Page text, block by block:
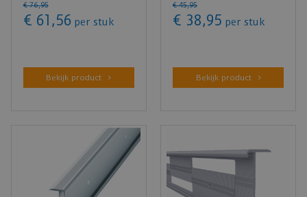
bovenpro…
€ 76,95
€ 61 ,56 per stuk
Bekijk product
14x56mm t.b.v. 2-…
€ 45,95
€ 38,95 per stuk
Bekijk product